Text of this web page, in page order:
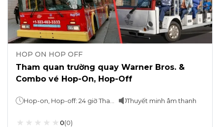
HOP ON HOP OFF
Tham quan trường quay Warner Bros. &
Combo vé Hop-On, Hop-Off
Thuyết minh âm thanh
0(0)